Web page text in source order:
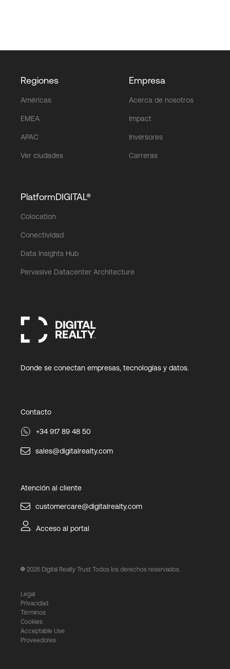
Regiones
Américas
EMEA
APAC
Ver ciudades
Empresa
Acerca de nosotros
Impact
Inversores
Carreras
PlatformDIGITAL®
Colocation
Conectividad
Data Insights Hub
Pervasive Datacenter Architecture
Donde se conectan empresas, tecnologías y datos.
Contacto
+34 917 89 48 50
sales@digitalrealty.com
Atención al cliente
customercare@digitalrealty.com
Acceso al portal
2026 Digital Realty Trust Todos los derechos reservados.
Legal
Privacidad
Términos
Cookies
Acceptable Use
Proveedores